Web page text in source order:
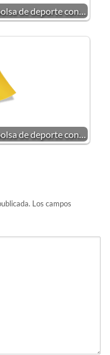
de deporte con…
de deporte con…
Los campos